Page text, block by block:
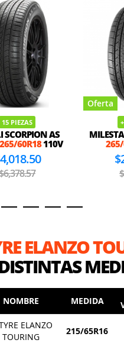
15 PIEZAS
SCORPION AS
265/60R18110V
Oferta
ELANZO
NOMBRE MEDIDA
ELANZO
TOURING
215/65R16